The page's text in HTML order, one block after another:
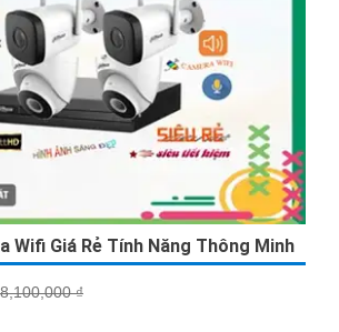
Wifi Giá Rẻ Tính Năng Thông Minh
8,100,000 ₫